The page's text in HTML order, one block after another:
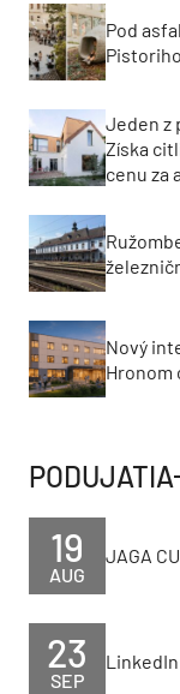
Pod
Jeden z
Získa
cenu za
Nový
Hronom
PODUJATIA
AUG
19 JAGA
SEP
23